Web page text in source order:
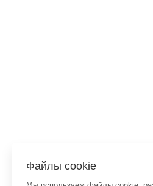
Файлы cookie